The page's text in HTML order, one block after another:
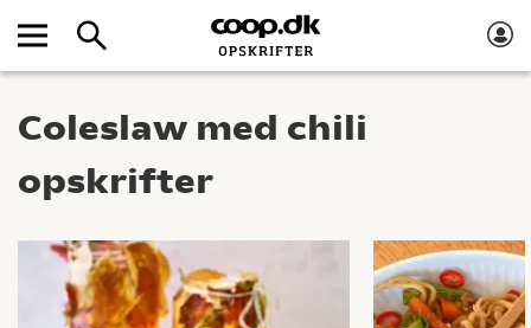
Coleslaw med chili
opskrifter